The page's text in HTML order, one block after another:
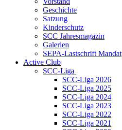
Geschichte
Satzung
Kinderschutz
SCC Jahresmagazin
Galerien
SEPA-Lastschrift Mandat
Active Club
SCC-Liga
SCC-Liga 2026
SCC-Liga 2025
SCC-Liga 2024
SCC-Liga 2023
SCC-Liga 2022
SCC-Liga 2021